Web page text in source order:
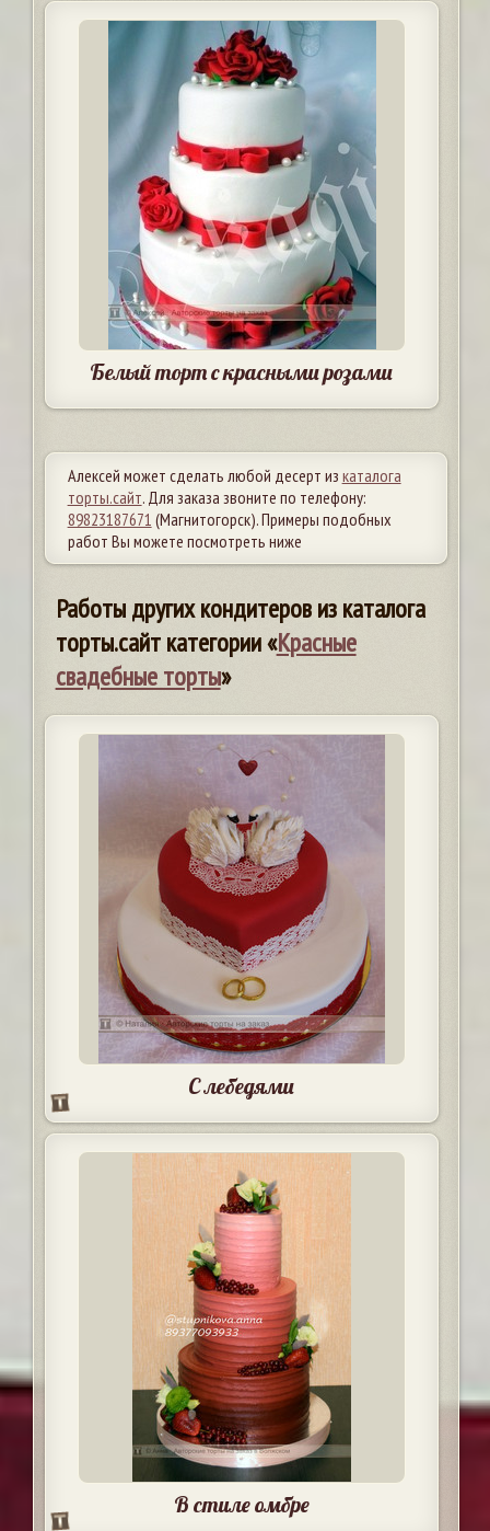
Белый торт с красными розами
Алексей может сделать любой десерт из каталога
торты.сайт. Для заказа звоните по телефону:
89823187671 (Магнитогорск). Примеры подобных
работ Вы можете посмотреть ниже
Работы других кондитеров из каталога
торты.сайт категории «Красные
свадебные торты»
С лебедями
В стиле омбре